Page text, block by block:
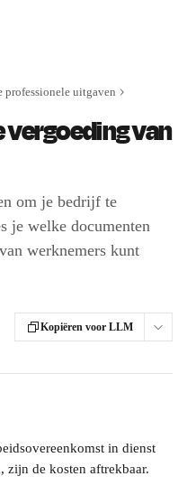
professionele uitgaven
vergoeding van
om je bedrijf te
je welke documenten
werknemers kunt
Kopiëren voor LLM
in dienst
zijn de kosten aftrekbaar.